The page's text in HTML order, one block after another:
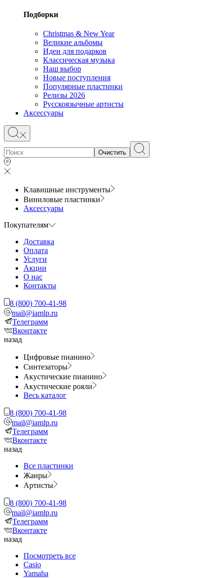
Подборки
Christmas & New Year
Великие альбомы
Идеи для подарков
Классическая музыка
Наш выбор
Новые поступления
Популярные пластинки
Релизы 2026
Русскоязычные артисты
Аксессуары
Очистить
Клавишные инструменты
Виниловые пластинки
Аксессуары
Покупателям
Доставка
Оплата
Услуги
Акции
О нас
Контакты
8 (800) 700-41-98
mail@iamlp.ru
Телеграмм
Вконтакте
назад
Цифровые пианино
Синтезаторы
Акустические пианино
Акустические рояли
Весь каталог
8 (800) 700-41-98
mail@iamlp.ru
Телеграмм
Вконтакте
назад
Все пластинки
Жанры
Артисты
8 (800) 700-41-98
mail@iamlp.ru
Телеграмм
Вконтакте
назад
Посмотреть все
Casio
Yamaha